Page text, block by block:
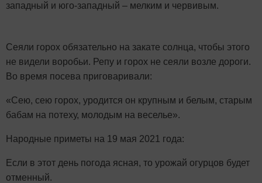
западный и юго-западный – мелким и червивым.
Сеяли горох обязательно на закате солнца, чтобы этого
не видели воробьи. Репу и горох не сеяли возле дороги.
Во время посева приговаривали:
«Сею, сею горох, уродится он крупным и белым, старым
бабам на потеху, молодым на веселье».
Народные приметы на 19 мая 2021 года:
Если в этот день погода ясная, то урожай огурцов будет
отменный.